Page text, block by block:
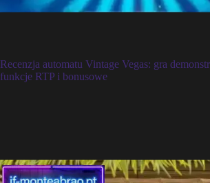
Recenzja automatu Vintage Vegas: gra
funkcje RTP i bonusowe